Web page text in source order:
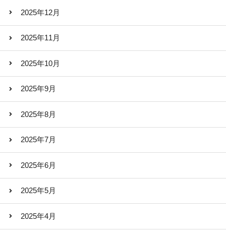
2025年12月
2025年11月
2025年10月
2025年9月
2025年8月
2025年7月
2025年6月
2025年5月
2025年4月